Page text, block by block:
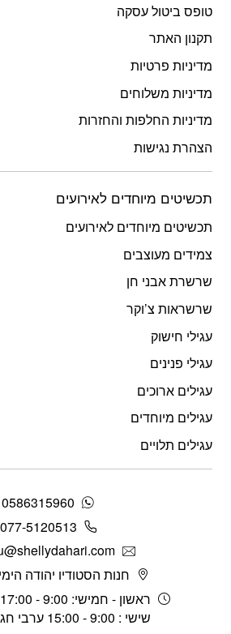
טופס ביטול עסקה
תקנון האתר
מדיניות פרטיות
מדיניות משלוחים
מדיניות החלפות והחזרות
הצהרת נגישות
תכשיטים מיוחדים לאירועים
תכשיטים מיוחדים לאירועים
צמידים מעוצבים
שרשרת אבני חן
שרשראות צ’וקר
עגילי חישוק
עגילי פנינים
עגילים ארוכים
עגילים מיוחדים
עגילים תלויים
0586315960
077-5120513
חנות הסטודיו יהודה הימית 37
ראשון - חמישי: 9:00 - 17:00
שישי : 9:00 - 15:00 ערבי חג: 9:00 - 13:00